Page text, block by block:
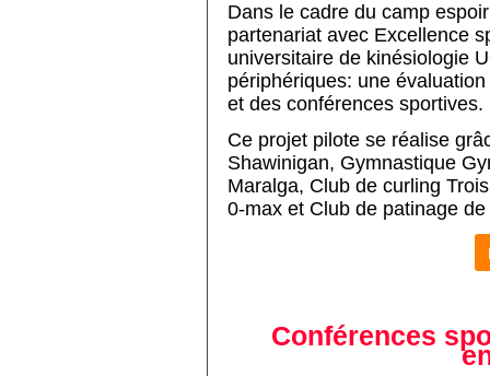
Dans le cadre du camp
partenariat avec Excellence
universitaire de kinésiologie
périphériques: une
et des conférences sportives.
Ce projet pilote se réalise
Shawinigan, Gymnastique
Maralga, Club de curling
0-max et Club de patinage
Conférences